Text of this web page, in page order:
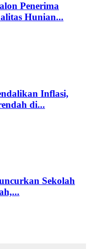
Penerima
Hunian...
Inflasi,
di...
Sekolah